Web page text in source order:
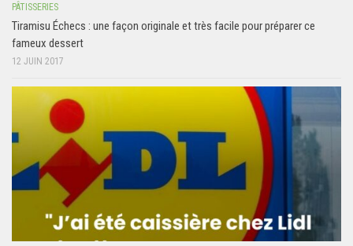
PÂTISSERIES
Tiramisu Échecs : une façon originale et très facile pour préparer ce
fameux dessert
12 JUIN 2017